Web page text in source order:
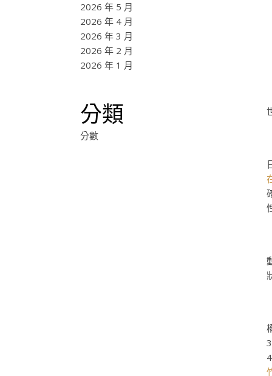
2026 年 5 月
2026 年 4 月
2026 年 3 月
2026 年 2 月
2026 年 1 月
分類
分數